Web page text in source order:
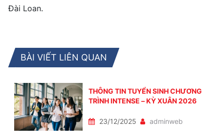
Đài Loan.
BÀI VIẾT LIÊN QUAN
THÔNG TIN TUYỂN SINH CHƯƠNG
TRÌNH INTENSE – KỲ XUÂN 2026
23/12/2025 adminweb